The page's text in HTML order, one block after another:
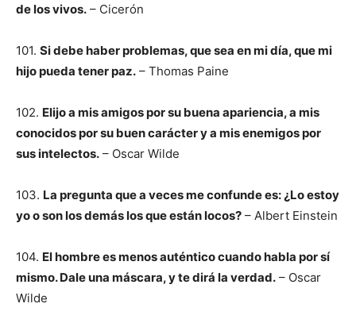
de los vivos. – Cicerón
101. Si debe haber problemas, que sea en mi día, que mi
hijo pueda tener paz. – Thomas Paine
102. Elijo a mis amigos por su buena apariencia, a mis
conocidos por su buen carácter y a mis enemigos por
sus intelectos. – Oscar Wilde
103. La pregunta que a veces me confunde es: ¿Lo estoy
yo o son los demás los que están locos? – Albert Einstein
104. El hombre es menos auténtico cuando habla por sí
mismo. Dale una máscara, y te dirá la verdad. – Oscar
Wilde